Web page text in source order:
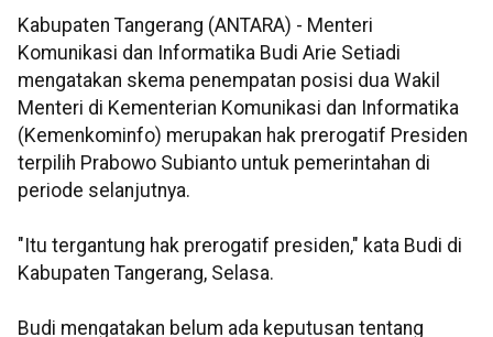
Kabupaten Tangerang (ANTARA) - Menteri
Komunikasi dan Informatika Budi Arie Setiadi
mengatakan skema penempatan posisi dua Wakil
Menteri di Kementerian Komunikasi dan Informatika
(Kemenkominfo) merupakan hak prerogatif Presiden
terpilih Prabowo Subianto untuk pemerintahan di
periode selanjutnya.
"Itu tergantung hak prerogatif presiden," kata Budi di
Kabupaten Tangerang, Selasa.
Budi mengatakan belum ada keputusan tentang